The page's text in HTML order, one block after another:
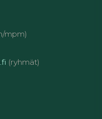
mpm)
(ryhmät)